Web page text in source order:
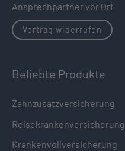
Ansprechpartner vor Ort
Vertrag widerrufen
Beliebte Produkte
Zahnzusatzversicherung
Reisekrankenversicherung
Krankenvollversicherung